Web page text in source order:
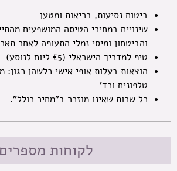
ביטוח נסיעות, בריאות ומטען
שינויים במחירי הטיסה המושפעים
והביטחון ומיסי נמלי התעופה לאחר תאריך 1/
טיפ למדריך הישראלי (€5 ליום לנוסע)
הוצאות בעלות אופי אישי כלשהן כגון:
טלפונים וכד’
כל שרות שאינו מוזכר ב"מחיר כולל".
לקוחות מספרים